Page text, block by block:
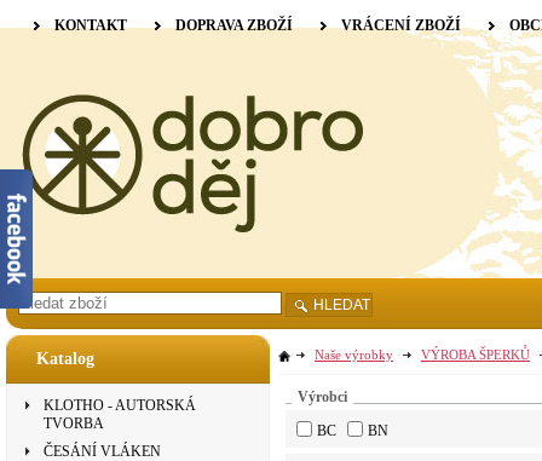
Katalog
KLOTHO - AUTORSKÁ
TVORBA
ČESÁNÍ VLÁKEN
Naše výrobky VÝROBA ŠPERKŮ
Výrobci
BC
BN
KONTAKT DOPRAVA ZBOŽÍ VRÁCENÍ ZBOŽÍ
HLEDAT